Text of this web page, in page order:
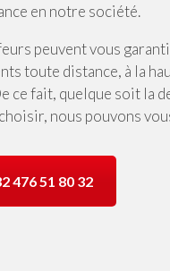
en notre société.
peuvent vous
toute distance, à la
ce fait, quelque soit la
nous pouvons
476 51 80 32